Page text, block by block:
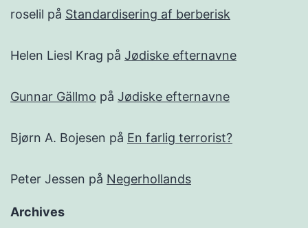
roselil på Standardisering af berberisk
Helen Liesl Krag på Jødiske efternavne
Gunnar Gällmo på Jødiske efternavne
Bjørn A. Bojesen på En farlig terrorist?
Peter Jessen på Negerhollands
Archives